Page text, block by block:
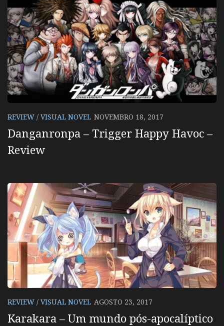
REVIEW / VISUAL NOVEL NOVEMBRO 18, 2017
Danganronpa – Trigger Happy Havoc –
Review
REVIEW / VISUAL NOVEL AGOSTO 23, 2017
Karakara – Um mundo pós-apocalíptico